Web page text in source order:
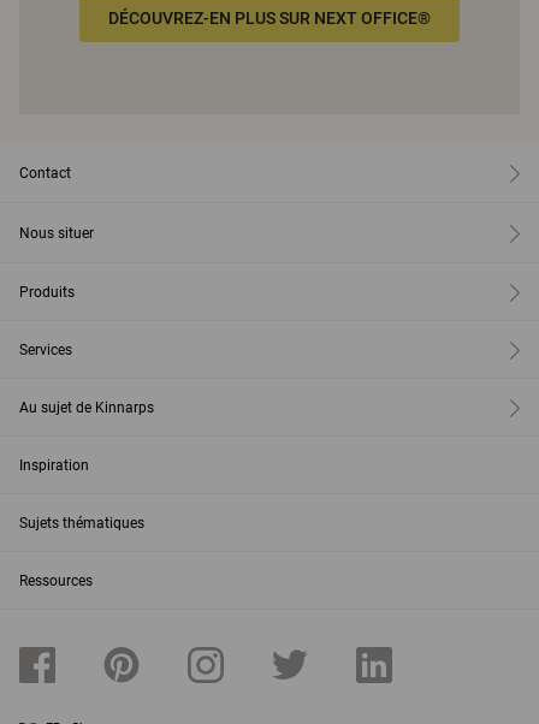
DÉCOUVREZ-EN PLUS SUR NEXT OFFICE®
Contact
Nous situer
Produits
Services
Au sujet de Kinnarps
Inspiration
Sujets thématiques
Ressources